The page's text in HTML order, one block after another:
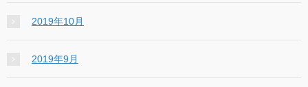
2019年10月
2019年9月